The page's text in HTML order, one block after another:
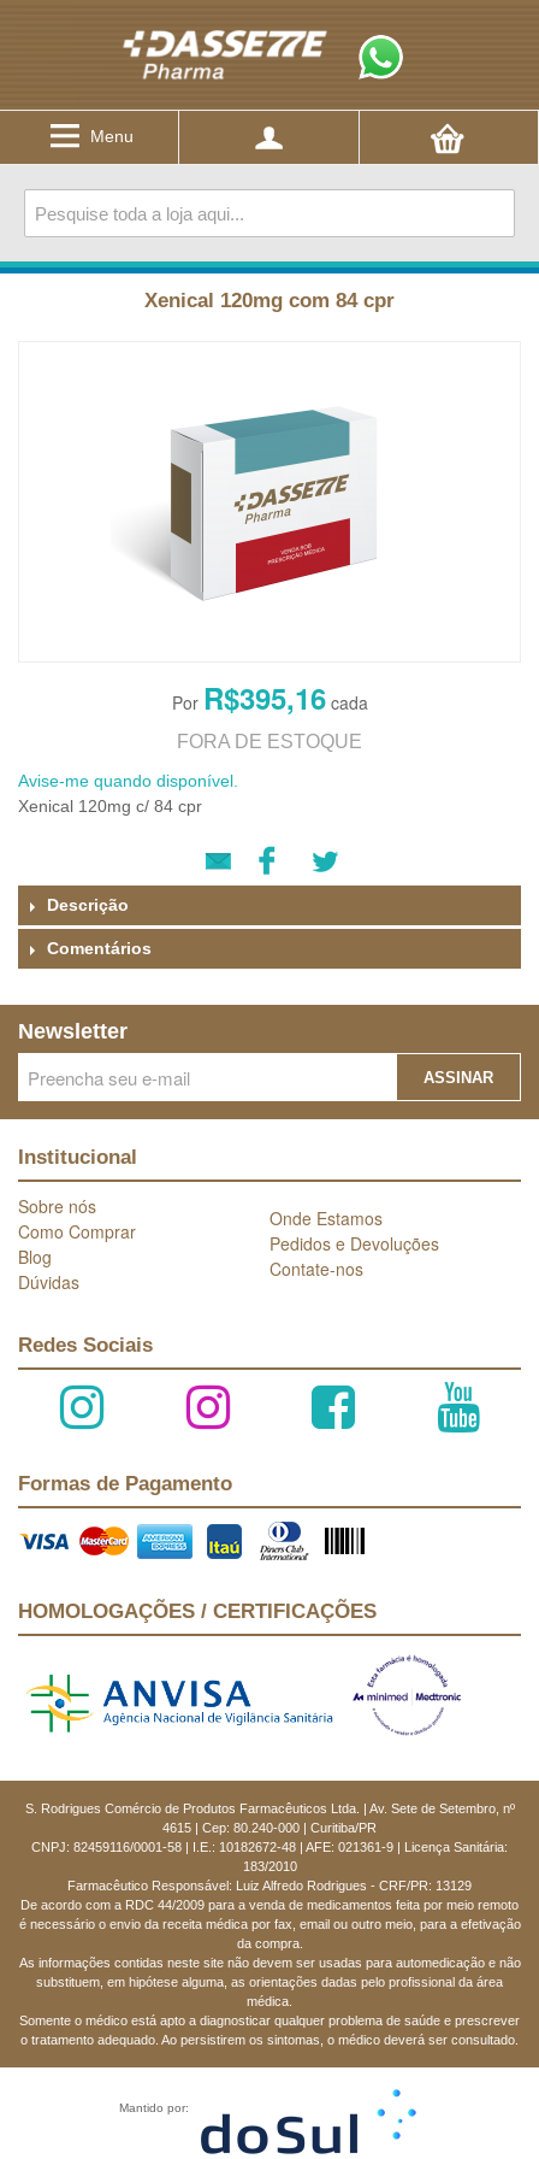
Menu
Xenical 120mg com 84 cpr
R$395,16
FORA DE ESTOQUE
Avise-me quando disponível.
Xenical 120mg c/ 84 cpr
Descrição
Comentários
Newsletter
ASSINAR
Institucional
Sobre nós
Como Comprar
Blog
Dúvidas
Onde Estamos
Pedidos e Devoluções
Contate-nos
Redes Sociais
Formas de Pagamento
HOMOLOGAÇÕES / CERTIFICAÇÕES
S. Rodrigues Comércio de Produtos Farmacêuticos Ltda. | Av. Sete de Setembro, nº
4615 | Cep: 80.240-000 | Curitiba/PR
CNPJ: 82459116/0001-58 | I.E.: 10182672-48 | AFE: 021361-9 | Licença Sanitária:
183/2010
Farmacêutico Responsável: Luiz Alfredo Rodrigues - CRF/PR: 13129
De acordo com a RDC 44/2009 para a venda de medicamentos feita por meio remoto
é necessário o envio da receita médica por fax, email ou outro meio, para a efetivação
da compra.
As informações contidas neste site não devem ser usadas para automedicação e não
substituem, em hipótese alguma, as orientações dadas pelo profissional da área
médica.
Somente o médico está apto a diagnosticar qualquer problema de saúde e prescrever
o tratamento adequado. Ao persistirem os sintomas, o médico deverá ser consultado.
Mantido por: